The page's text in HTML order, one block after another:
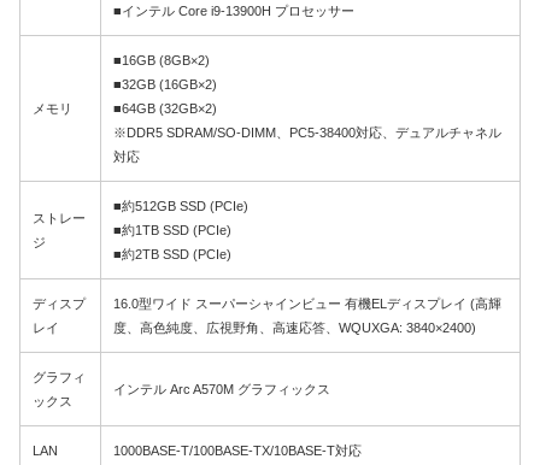
■インテル Core i9-13900H プロセッサー
メモリ
■16GB (8GB×2)
■32GB (16GB×2)
■64GB (32GB×2)
※DDR5 SDRAM/SO-DIMM、PC5-38400対応、デュアルチャネル
対応
ストレー
ジ
■約512GB SSD (PCIe)
■約1TB SSD (PCIe)
■約2TB SSD (PCIe)
ディスプ
レイ
16.0型ワイド スーパーシャインビュー 有機ELディスプレイ (高輝
度、高色純度、広視野角、高速応答、WQUXGA: 3840×2400)
グラフィ
ックス
インテル Arc A570M グラフィックス
LAN 1000BASE-T/100BASE-TX/10BASE-T対応